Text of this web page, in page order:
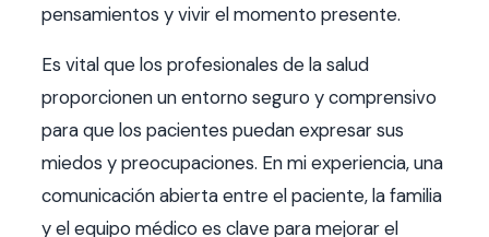
pensamientos y vivir el momento presente.
Es vital que los profesionales de la salud
proporcionen un entorno seguro y comprensivo
para que los pacientes puedan expresar sus
miedos y preocupaciones. En mi experiencia, una
comunicación abierta entre el paciente, la familia
y el equipo médico es clave para mejorar el